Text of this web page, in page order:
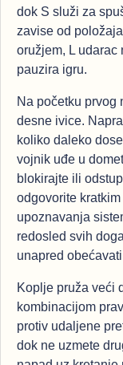
dok S služi za
zavise od
oružjem, L udarac
pauzira igru.
Na početku prvog
desne ivice.
koliko daleko
vojnik uđe u
blokirajte ili
odgovorite
upoznavanja
redosled svih
unapred
Koplje pruža veći
kombinacijom
protiv udaljene
dok ne uzmete